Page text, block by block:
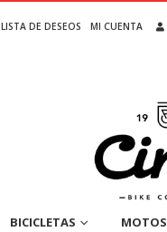
LISTA DE DESEOS MI CUENTA
BICICLETAS MOTOS